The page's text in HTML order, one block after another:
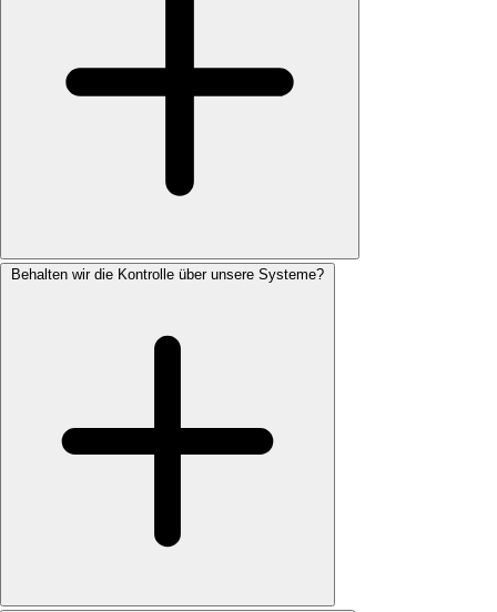
Behalten wir die Kontrolle über unsere Systeme?